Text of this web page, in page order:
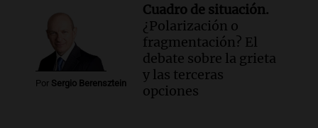
Por Sergio Berensztein
Cuadro de situación.
¿Polarización o
fragmentación? El
debate sobre la grieta
y las terceras
opciones